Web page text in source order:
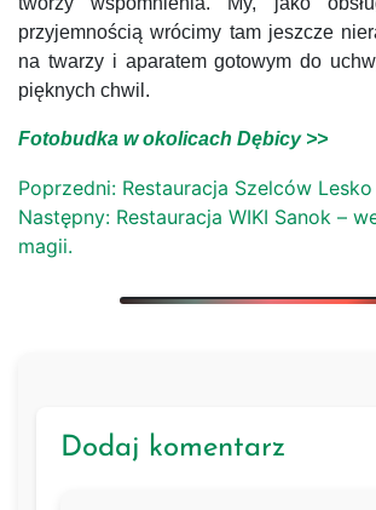
przyjemnością wrócimy tam jeszcze
na twarzy i aparatem gotowym do
pięknych chwil.
Fotobudka w okolicach Dębicy >>
Nawigacja
wpisu
Poprzedni: Restauracja Szelców Lesko
Następny: Restauracja WIKI Sanok –
magii.
Dodaj komentarz